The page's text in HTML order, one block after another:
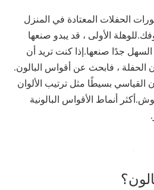
الحفلات المعتادة في المنزل
الأولى ، قد يبدو صنعها
جدًا صنعها.إذا كنت تريد أن
الحفلة ، فابحث عن أقواس البالون.
بسيطًا مثل ترتيب الألوان
أنماط الأقواس البالونية